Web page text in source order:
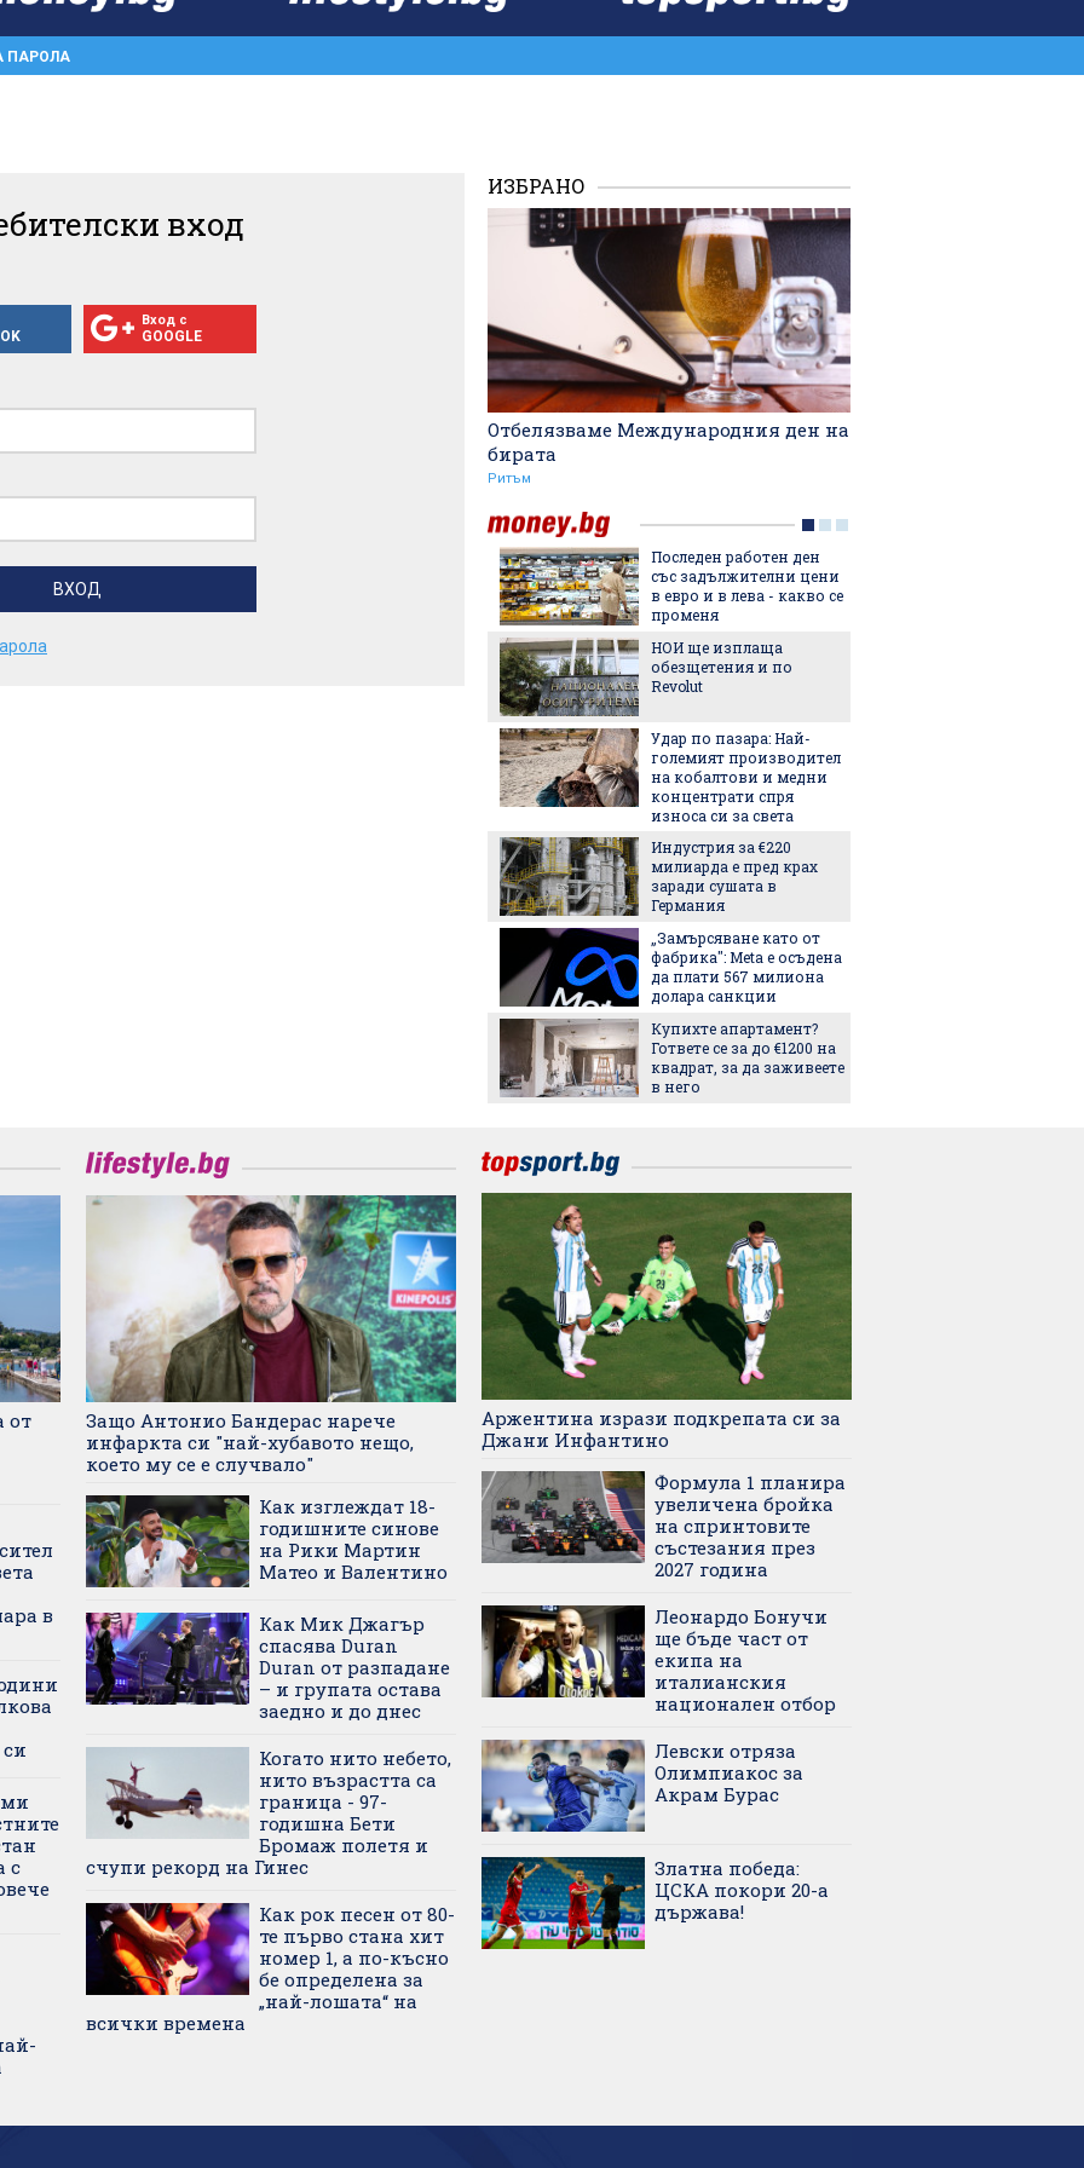
ПАРОЛА
вход
Вход с
GOOGLE
ИЗБРАНО
Отбелязваме Международния ден на
бирата
Ритъм
Последен работен ден
със задължителни цени
в евро и в лева - какво се
променя
НОИ ще изплаща
обезщетения и по
Revolut
Удар по пазара: Най-
големият производител
на кобалтови и медни
концентрати спря
износа си за света
Индустрия за €220
милиарда е пред крах
заради сушата в
Германия
„Замърсяване като от
фабрика": Meta е осъдена
да плати 567 милиона
долара санкции
Купихте апартамент?
Гответе се за до €1200 на
квадрат, за да заживеете
в него
от
в
с
Защо Антонио Бандерас нарече
инфаркта си "най-хубавото нещо,
което му се е случвало"
Как изглеждат 18-
годишните синове
на Рики Мартин
Матео и Валентино
Как Мик Джагър
спасява Duran
Duran от разпадане
– и групата остава
заедно и до днес
Когато нито небето,
нито възрастта са
граница - 97-
годишна Бети
Бромаж полетя и
счупи рекорд на Гинес
Как рок песен от 80-
те първо стана хит
номер 1, а по-късно
бе определена за
„най-лошата“ на
всички времена
Аржентина изрази подкрепата си за
Джани Инфантино
Формула 1 планира
увеличена бройка
на спринтовите
състезания през
2027 година
Леонардо Бонучи
ще бъде част от
екипа на
италианския
национален отбор
Левски отряза
Олимпиакос за
Акрам Бурас
Златна победа:
ЦСКА покори 20-а
държава!